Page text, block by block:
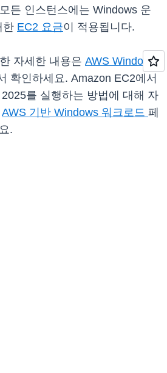
든 인스턴스에는 Windows 운
한 EC2 요금이 적용됩니다.
자세한 내용은 AWS Windows
확인하세요. Amazon EC2에서
를 실행하는 방법에 대해 자
AWS 기반 Windows 워크로드 페
.